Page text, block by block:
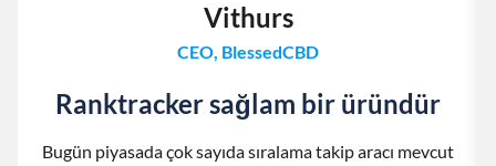
Vithurs
CEO, BlessedCBD
Ranktracker sağlam bir üründür
Bugün piyasada çok sayıda sıralama takip aracı mevcut